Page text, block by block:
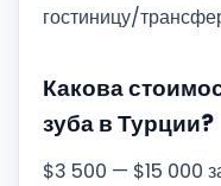
гостиницу/
Какова
зуба в Турции?
$3 500 — $15 000